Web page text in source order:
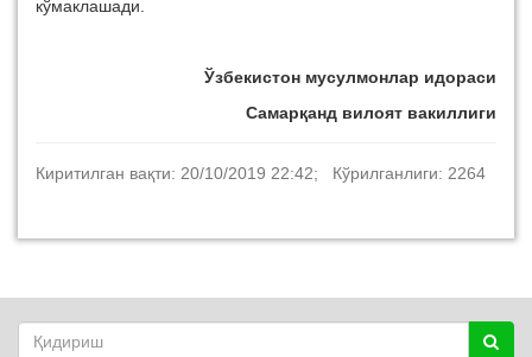
кўмаклашади.
Ўзбекистон мусулмонлар идораси
Самарқанд вилоят вакиллиги
Киритилган вақти: 20/10/2019 22:42; Кўрилганлиги: 2264